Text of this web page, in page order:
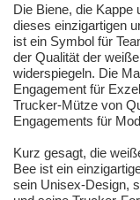
Die Biene, die Kappe
dieses einzigartigen
ist ein Symbol für
der Qualität der
widerspiegeln. Die
Engagement für
Trucker-Mütze von
Engagements für
Kurz gesagt, die
Bee ist ein
sein Unisex-Design,